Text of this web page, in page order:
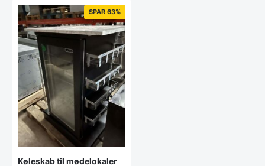
SPAR 63%
Køleskab til mødelokaler